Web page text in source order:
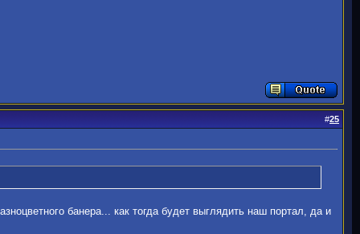
#25
банера... как тогда будет выглядить наш портал, да и